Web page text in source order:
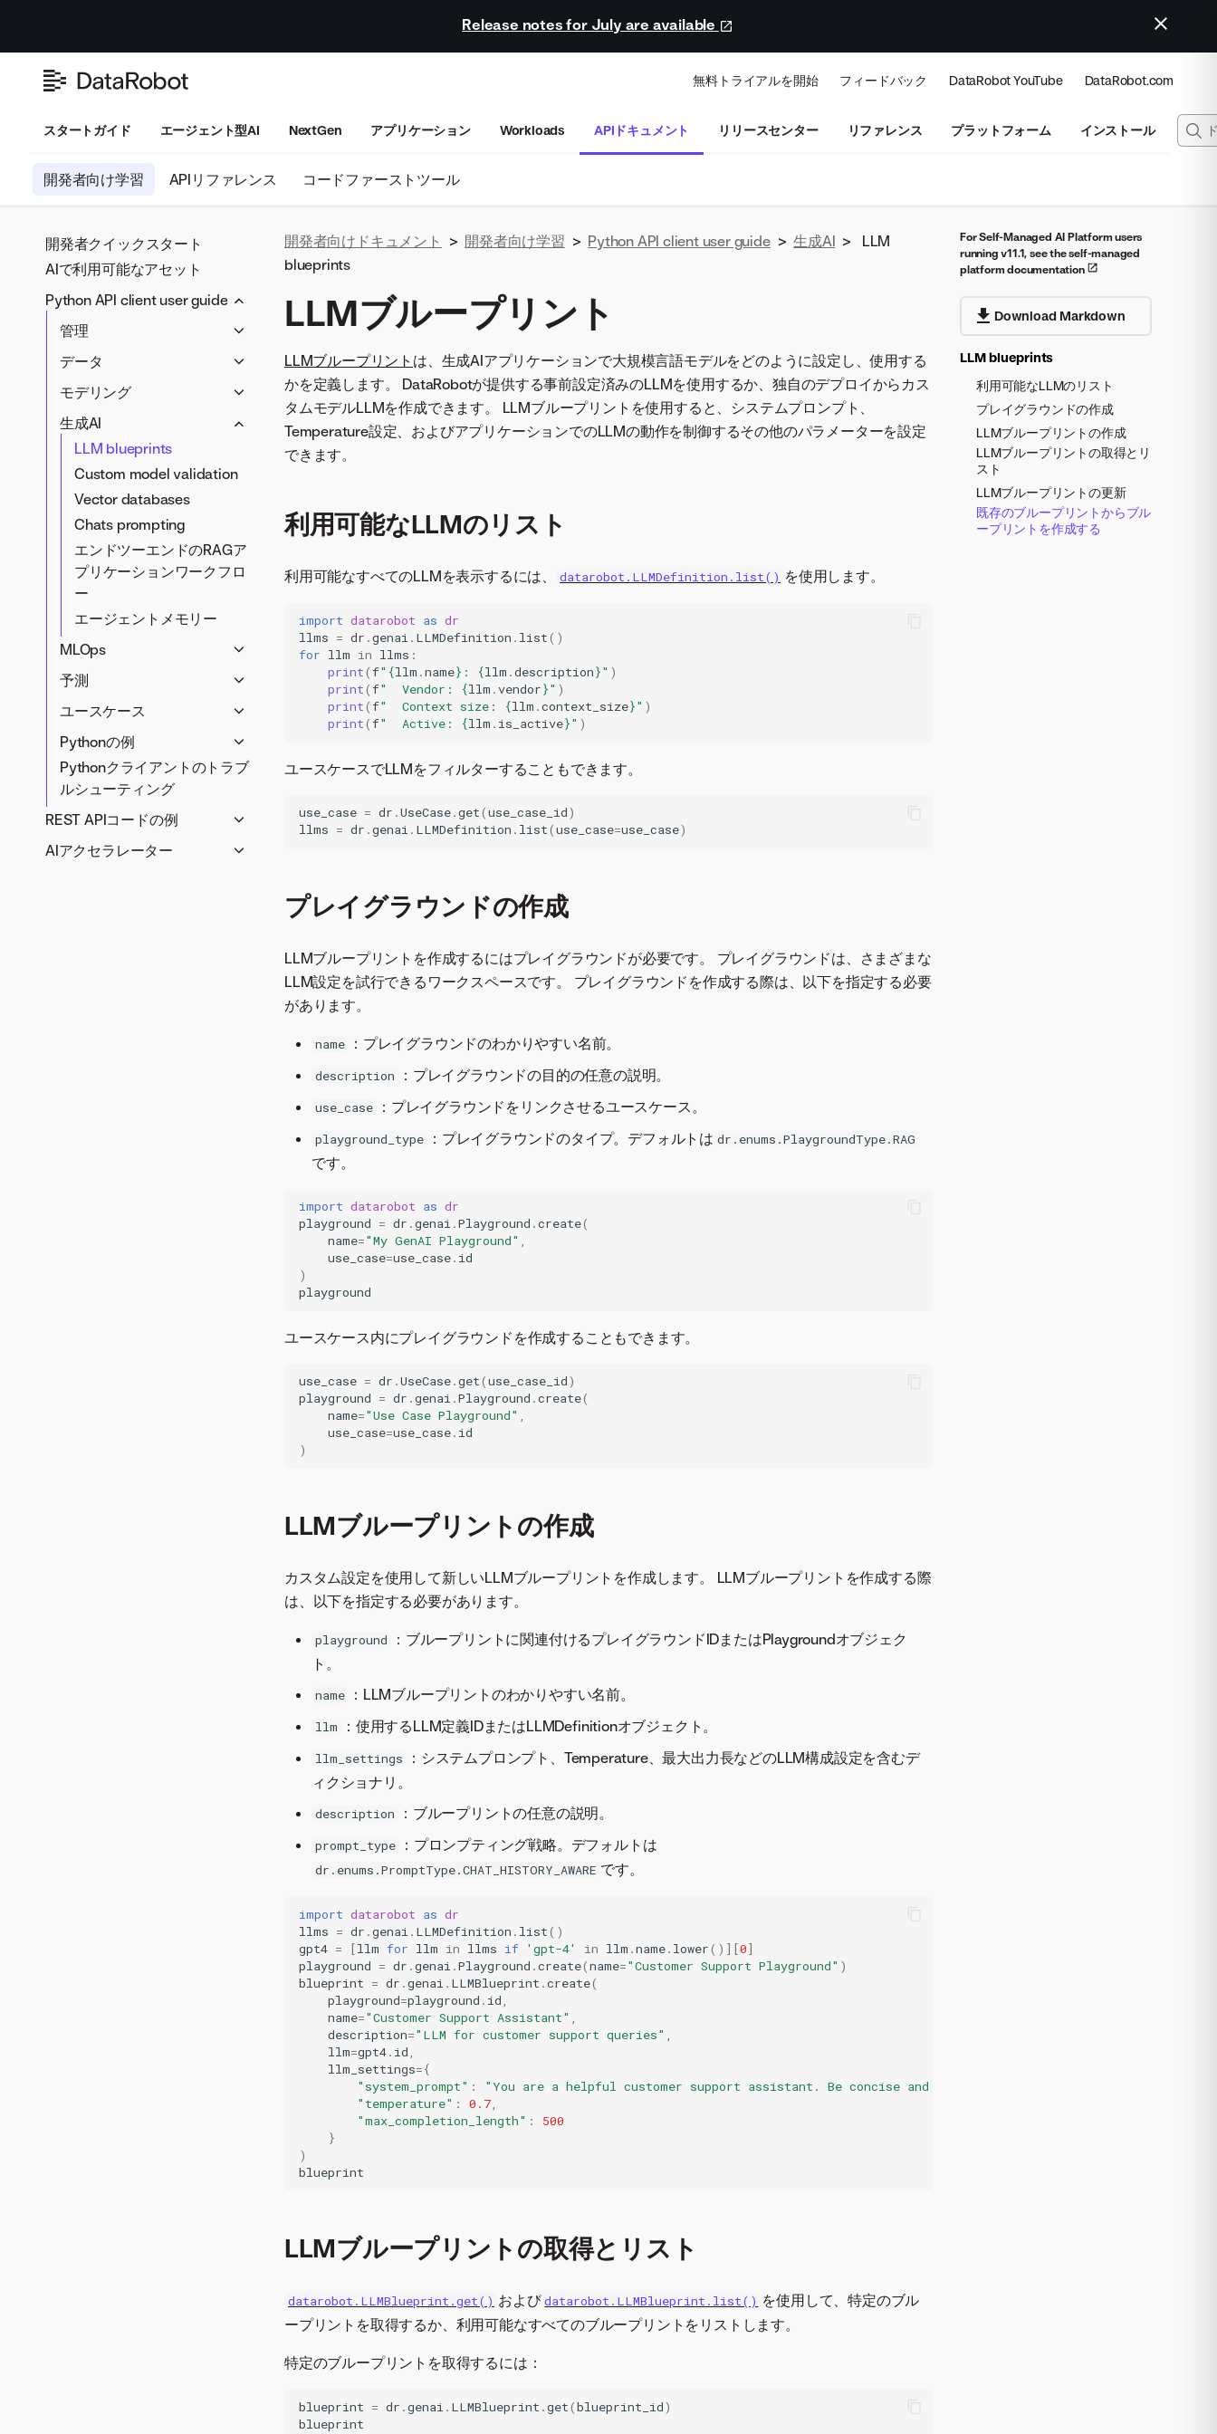
Release notes for July are available
無料トライアルを開始 フィードバック DataRobot YouTube DataRobot.com
スタートガイド エージェント型AI NextGen アプリケーション Workloads APIドキュメント リリースセンター リファレンス プラットフォーム インストール
開発者向け学習 APIリファレンス コードファーストツール
開発者クイックスタート
AIで利用可能なアセット
Python API client user guide
管理
Credentials
データ
Dataset
Database connectivity
モデリング
モデルのインサイト
Automated
documentation
External testset
モデルパフォーマンスの
インサイト
予測の説明
SHAP insights
特殊なワークフロー
Work with binary data
Composable ML
Datetime partitioned
projects
単調制約
リング
時系列プロジェクト
Unsupervised projects
Unsupervised Projects
(Clustering)
Visual Artificial
Intelligence (AI)プロジェ
クト
プロジェクト
モデル
ブループリント
ジョブ
Model recommendation
生成AI
LLM blueprints
Custom model validation
Vector databases
Chats prompting
エンドツーエンドのRAGア
プリケーションワークフロ
ー
エージェントメモリー
MLOps
Agent2Agentプロトコル
カスタム指標
カスタムモデル
Data exports
デプロイ
ジョブ
予測
バッチ予測
Predict job
ユースケース
Use cases
Pythonの例
Modeling code
examples
Python modeling
workflow overview
Prediction code
examples
Pythonクライアントのトラブ
ルシューティング
REST APIコードの例
Create a multiseries project
AIアクセラレーター
For Self-Managed AI Platform users
running v11.1, see the self-managed
platform documentation
Download Markdown
LLM blueprints
利用可能なLLMのリスト
プレイグラウンドの作成
LLMブループリントの作成
LLMブループリントの取得とリ
スト
LLMブループリントの更新
既存のブループリントからブル
ープリントを作成する
開発者向けドキュメント > 開発者向け学習 > Python API client user guide > 生成AI >
LLM
blueprints
LLMブループリント
LLMブループリント は、生成AIアプリケーションで大規模言語モデルをどのように設定し、使用する
かを定義します。 DataRobotが提供する事前設定済みのLLMを使用するか、独自のデプロイからカス
タムモデルLLMを作成できます。 LLMブループリントを使用すると、システムプロンプト、
Temperature設定、およびアプリケーションでのLLMの動作を制御するその他のパラメーターを設定
できます。
利用可能なLLMのリスト
利用可能なすべてのLLMを表示するには、 datarobot.LLMDefinition.list() を使用します。
import datarobot as dr
llms = dr .genai . LLMDefinition . list()
for llm in llms :
print(f" {llm .name} : {llm .description}" )
print(f"  Vendor: {llm .vendor}" )
print(f"  Context size: {llm .context_size}" )
print(f"  Active: {llm . is_active}" )
ユースケースでLLMをフィルターすることもできます。
use_case = dr .UseCase.get(use_case_id)
llms = dr .genai . LLMDefinition . list(use_case=use_case)
プレイグラウンドの作成
LLMブループリントを作成するにはプレイグラウンドが必要です。 プレイグラウンドは、さまざまな
LLM設定を試行できるワークスペースです。 プレイグラウンドを作成する際は、以下を指定する必要
があります。
name ：プレイグラウンドのわかりやすい名前。
description ：プレイグラウンドの目的の任意の説明。
use_case ：プレイグラウンドをリンクさせるユースケース。
playground_type ：プレイグラウンドのタイプ。デフォルトは dr.enums.PlaygroundType.RAG
です。
import datarobot as dr
playground = dr .genai .Playground .create(
name="My GenAI Playground" ,
use_case=use_case. id
)
playground
ユースケース内にプレイグラウンドを作成することもできます。
use_case = dr .UseCase.get(use_case_id)
playground = dr .genai .Playground .create(
name="Use Case Playground" ,
use_case=use_case. id
)
LLMブループリントの作成
カスタム設定を使用して新しいLLMブループリントを作成します。 LLMブループリントを作成する際
は、以下を指定する必要があります。
playground
：ブループリントに関連付けるプレイグラウンドIDまたはPlaygroundオブジェク
ト。
name ：LLMブループリントのわかりやすい名前。
llm ：使用するLLM定義IDまたはLLMDefinitionオブジェクト。
llm_settings
：システムプロンプト、Temperature、最大出力長などのLLM構成設定を含むデ
ィクショナリ。
description ：ブループリントの任意の説明。
prompt_type ：プロンプティング戦略。デフォルトは
dr.enums.PromptType.CHAT_HISTORY_AWARE です。
import datarobot as dr
llms = dr .genai . LLMDefinition . list()
gpt4 = [llm for llm in llms if 'gpt-4' in llm .name. lower()][0]
playground = dr .genai .Playground .create(name="Customer Support Playground" )
blueprint = dr .genai . LLMBlueprint .create(
playground=playground . id,
name="Customer Support Assistant" ,
description="LLM for customer support queries" ,
llm=gpt4. id,
llm_settings={
"system_prompt" : "You are a helpful customer support assistant. Be concise and professional."
"temperature" : 0.7,
"max_completion_length" :
500
}
)
blueprint
LLMブループリントの取得とリスト
datarobot.LLMBlueprint.get() および datarobot.LLMBlueprint.list() を使用して、特定のブル
ープリントを取得するか、利用可能なすべてのブループリントをリストします。
特定のブループリントを取得するには：
blueprint = dr .genai . LLMBlueprint .get(blueprint_id)
blueprint